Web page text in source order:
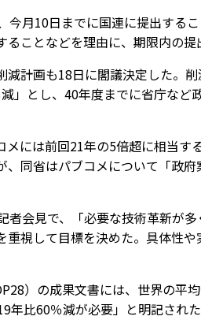
月10日までに国連に提出する
ことなどを理由に、期限内の提
計画も18日に閣議決定した。
」とし、40年度までに省庁など
には前回21年の5倍超に相当す
同省はパブコメについて「政
会見で、「必要な技術革新が
視して目標を決めた。具体性
）の成果文書には、世界の平
比60％減が必要」と明記された